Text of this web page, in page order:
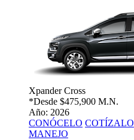
Xpander Cross
*Desde $475,900 M.N.
Año: 2026
CONÓCELO COTÍZALO
MANEJO